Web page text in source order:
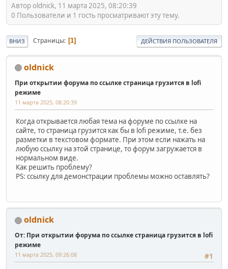
Автор oldnick, 11 марта 2025, 08:20:39
0 Пользователи и 1 гость просматривают эту тему.
ВНИЗ Страницы 1 ДЕЙСТВИЯ ПОЛЬЗОВАТЕЛЯ
oldnick
При открытии форума по ссылке страница грузится в lofi
режиме
11 марта 2025, 08:20:39
Когда открывается любая тема на форуме по ссылке на
сайте, то страница грузится как бы в lofi режиме, т.е. без
разметки в текстовом формате. При этом если нажать на
любую ссылку на этой странице, то форум загружается в
нормальном виде.
Как решить проблему?
PS: ссылку для демонстрации проблемы можно оставлять?
oldnick
От: При открытии форума по ссылке страница грузится в lofi
режиме
#1
11 марта 2025, 09:26:08